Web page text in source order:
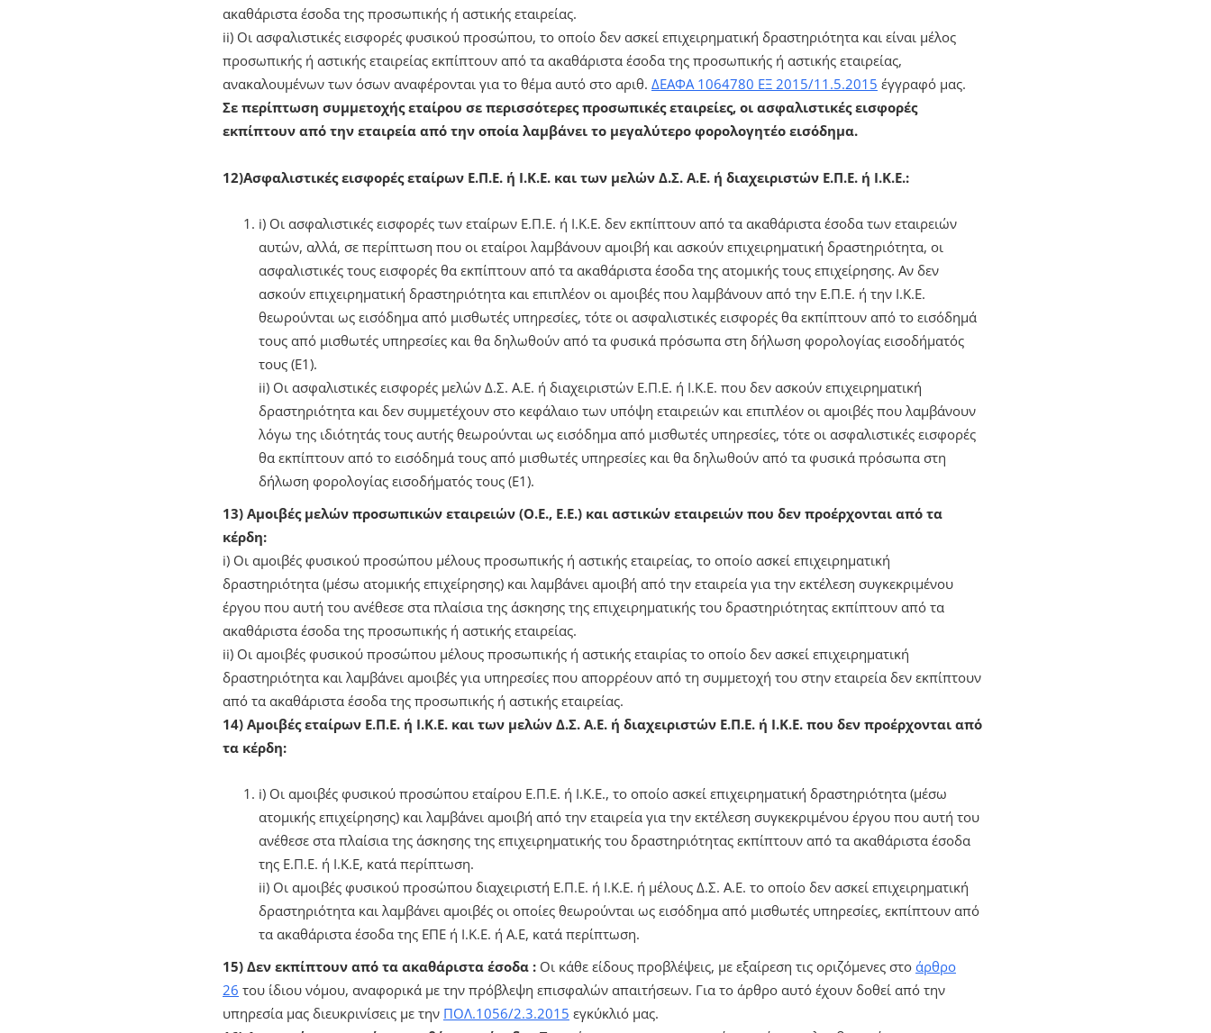
ακαθάριστα έσοδα της προσωπικής ή αστικής εταιρείας.
ii) Οι ασφαλιστικές εισφορές φυσικού προσώπου, το οποίο δεν ασκεί επιχειρηματική δραστηριότητα και είναι μέλος
προσωπικής ή αστικής εταιρείας εκπίπτουν από τα ακαθάριστα έσοδα της προσωπικής ή αστικής εταιρείας,
ανακαλουμένων των όσων αναφέρονται για το θέμα αυτό στο αριθ. ΔΕΑΦΑ 1064780 ΕΞ 2015/11.5.2015 έγγραφό μας.
Σε περίπτωση συμμετοχής εταίρου σε περισσότερες προσωπικές εταιρείες, οι ασφαλιστικές εισφορές
εκπίπτουν από την εταιρεία από την οποία λαμβάνει το μεγαλύτερο φορολογητέο εισόδημα.
12)Ασφαλιστικές εισφορές εταίρων Ε.Π.Ε. ή Ι.Κ.Ε. και των μελών Δ.Σ. Α.Ε. ή διαχειριστών Ε.Π.Ε. ή Ι.Κ.Ε.:
i) Οι ασφαλιστικές εισφορές των εταίρων Ε.Π.Ε. ή Ι.Κ.Ε. δεν εκπίπτουν από τα ακαθάριστα έσοδα των εταιρειών
αυτών, αλλά, σε περίπτωση που οι εταίροι λαμβάνουν αμοιβή και ασκούν επιχειρηματική δραστηριότητα, οι
ασφαλιστικές τους εισφορές θα εκπίπτουν από τα ακαθάριστα έσοδα της ατομικής τους επιχείρησης. Αν δεν
ασκούν επιχειρηματική δραστηριότητα και επιπλέον οι αμοιβές που λαμβάνουν από την Ε.Π.Ε. ή την Ι.Κ.Ε.
θεωρούνται ως εισόδημα από μισθωτές υπηρεσίες, τότε οι ασφαλιστικές εισφορές θα εκπίπτουν από το εισόδημά
τους από μισθωτές υπηρεσίες και θα δηλωθούν από τα φυσικά πρόσωπα στη δήλωση φορολογίας εισοδήματός
τους (Ε1).
ii) Οι ασφαλιστικές εισφορές μελών Δ.Σ. Α.Ε. ή διαχειριστών Ε.Π.Ε. ή Ι.Κ.Ε. που δεν ασκούν επιχειρηματική
δραστηριότητα και δεν συμμετέχουν στο κεφάλαιο των υπόψη εταιρειών και επιπλέον οι αμοιβές που λαμβάνουν
λόγω της ιδιότητάς τους αυτής θεωρούνται ως εισόδημα από μισθωτές υπηρεσίες, τότε οι ασφαλιστικές εισφορές
θα εκπίπτουν από το εισόδημά τους από μισθωτές υπηρεσίες και θα δηλωθούν από τα φυσικά πρόσωπα στη
δήλωση φορολογίας εισοδήματός τους (Ε1).
13) Αμοιβές μελών προσωπικών εταιρειών (Ο.Ε., Ε.Ε.) και αστικών εταιρειών που δεν προέρχονται από τα
κέρδη:
i) Οι αμοιβές φυσικού προσώπου μέλους προσωπικής ή αστικής εταιρείας, το οποίο ασκεί επιχειρηματική
δραστηριότητα (μέσω ατομικής επιχείρησης) και λαμβάνει αμοιβή από την εταιρεία για την εκτέλεση συγκεκριμένου
έργου που αυτή του ανέθεσε στα πλαίσια της άσκησης της επιχειρηματικής του δραστηριότητας εκπίπτουν από τα
ακαθάριστα έσοδα της προσωπικής ή αστικής εταιρείας.
ii) Οι αμοιβές φυσικού προσώπου μέλους προσωπικής ή αστικής εταιρίας το οποίο δεν ασκεί επιχειρηματική
δραστηριότητα και λαμβάνει αμοιβές για υπηρεσίες που απορρέουν από τη συμμετοχή του στην εταιρεία δεν εκπίπτουν
από τα ακαθάριστα έσοδα της προσωπικής ή αστικής εταιρείας.
14) Αμοιβές εταίρων Ε.Π.Ε. ή Ι.Κ.Ε. και των μελών Δ.Σ. Α.Ε. ή διαχειριστών Ε.Π.Ε. ή Ι.Κ.Ε. που δεν προέρχονται από
τα κέρδη:
i) Οι αμοιβές φυσικού προσώπου εταίρου Ε.Π.Ε. ή Ι.Κ.Ε., το οποίο ασκεί επιχειρηματική δραστηριότητα (μέσω
ατομικής επιχείρησης) και λαμβάνει αμοιβή από την εταιρεία για την εκτέλεση συγκεκριμένου έργου που αυτή του
ανέθεσε στα πλαίσια της άσκησης της επιχειρηματικής του δραστηριότητας εκπίπτουν από τα ακαθάριστα έσοδα
της Ε.Π.Ε. ή Ι.Κ.Ε, κατά περίπτωση.
ii) Οι αμοιβές φυσικού προσώπου διαχειριστή Ε.Π.Ε. ή Ι.Κ.Ε. ή μέλους Δ.Σ. Α.Ε. το οποίο δεν ασκεί επιχειρηματική
δραστηριότητα και λαμβάνει αμοιβές οι οποίες θεωρούνται ως εισόδημα από μισθωτές υπηρεσίες, εκπίπτουν από
τα ακαθάριστα έσοδα της ΕΠΕ ή Ι.Κ.Ε. ή Α.Ε, κατά περίπτωση.
15) Δεν εκπίπτουν από τα ακαθάριστα έσοδα : Οι κάθε είδους προβλέψεις, με εξαίρεση τις οριζόμενες στο άρθρο
26 του ίδιου νόμου, αναφορικά με την πρόβλεψη επισφαλών απαιτήσεων. Για το άρθρο αυτό έχουν δοθεί από την
υπηρεσία μας διευκρινίσεις με την ΠΟΛ.1056/2.3.2015 εγκύκλιό μας.